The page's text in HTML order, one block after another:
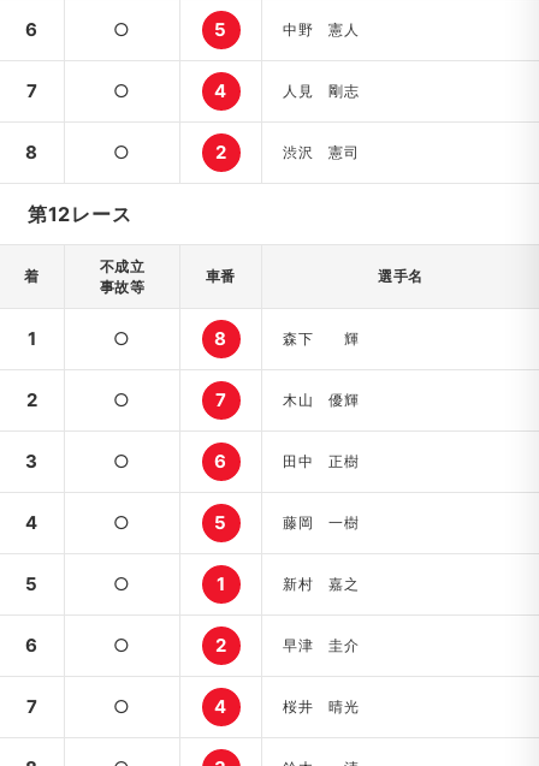
6 ○ 5 中野 憲人
7 ○ 4 人見 剛志
8 ○ 2 渋沢 憲司
第12レース
着
不成立
事故等
車番 選手名
1 ○ 8 森下 輝
2 ○ 7 木山 優輝
3 ○ 6 田中 正樹
4 ○ 5 藤岡 一樹
5 ○ 1 新村 嘉之
6 ○ 2 早津 圭介
7 ○ 4 桜井 晴光